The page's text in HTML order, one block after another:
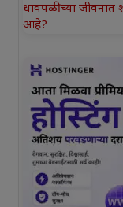
धावपळीच्या
आहे?